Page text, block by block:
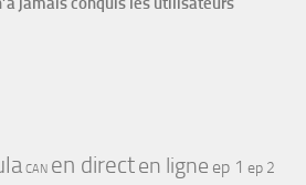
CAN en directen ligne ep 1 ep 2